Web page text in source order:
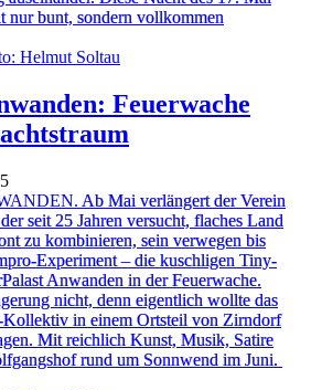
nur bunt, sondern vollkommen
Feuerwache
Ab Mai verlängert der Verein
seit 25 Jahren versucht, flaches Land
zu kombinieren, sein verwegen bis
Experiment – die kuschligen Tiny-
Anwanden in der Feuerwache.
nicht, denn eigentlich wollte das
Kollektiv in einem Ortsteil von Zirndorf
Mit reichlich Kunst, Musik, Satire
rund um Sonnwend im Juni.